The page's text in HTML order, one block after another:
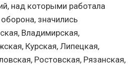
над которыми работала
значились
Владимирская,
Курская, Липецкая,
Ростовская, Рязанская,